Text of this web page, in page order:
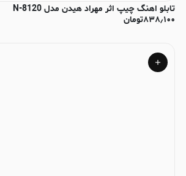
تابلو اهنگ چیپ اثر مهراد هیدن مدل N-8120
۸۳۸٫۱۰۰تومان